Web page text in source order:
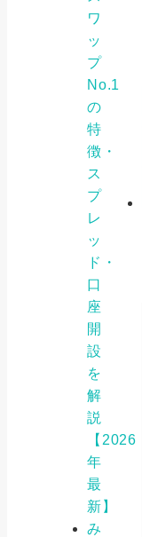
ワ
ッ
プ
No.1
の
特
徴・
ス
プ
レ
ッ
ド・
口
座
開
設
を
解
説
【2026
年
最
新】
み